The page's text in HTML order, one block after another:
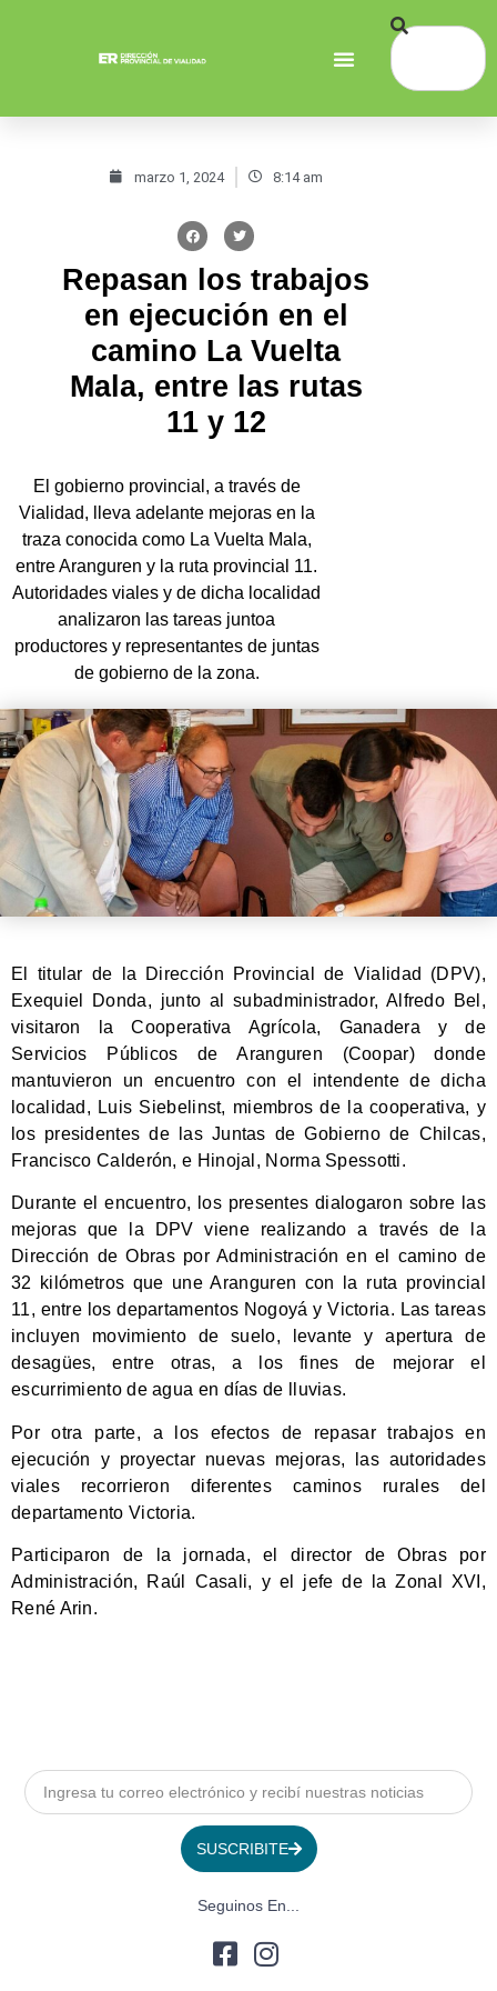
marzo 1, 2024 8:14 am
Repasan los trabajos
en ejecución en el
camino La Vuelta
Mala, entre las rutas
11 y 12
El gobierno provincial, a través de
Vialidad, lleva adelante mejoras en la
traza conocida como La Vuelta Mala,
entre Aranguren y la ruta provincial 11.
Autoridades viales y de dicha localidad
analizaron las tareas juntoa
productores y representantes de juntas
de gobierno de la zona.
El titular de la Dirección Provincial de Vialidad (DPV),
Exequiel Donda, junto al subadministrador, Alfredo Bel,
visitaron la Cooperativa Agrícola, Ganadera y de
Servicios Públicos de Aranguren (Coopar) donde
mantuvieron un encuentro con el intendente de dicha
localidad, Luis Siebelinst, miembros de la cooperativa, y
los presidentes de las Juntas de Gobierno de Chilcas,
Francisco Calderón, e Hinojal, Norma Spessotti.
Durante el encuentro, los presentes dialogaron sobre las
mejoras que la DPV viene realizando a través de la
Dirección de Obras por Administración en el camino de
32 kilómetros que une Aranguren con la ruta provincial
11, entre los departamentos Nogoyá y Victoria. Las tareas
incluyen movimiento de suelo, levante y apertura de
desagües, entre otras, a los fines de mejorar el
escurrimiento de agua en días de lluvias.
Por otra parte, a los efectos de repasar trabajos en
ejecución y proyectar nuevas mejoras, las autoridades
viales recorrieron diferentes caminos rurales del
departamento Victoria.
Participaron de la jornada, el director de Obras por
Administración, Raúl Casali, y el jefe de la Zonal XVI,
René Arin.
SUSCRIBITE
Seguinos En...